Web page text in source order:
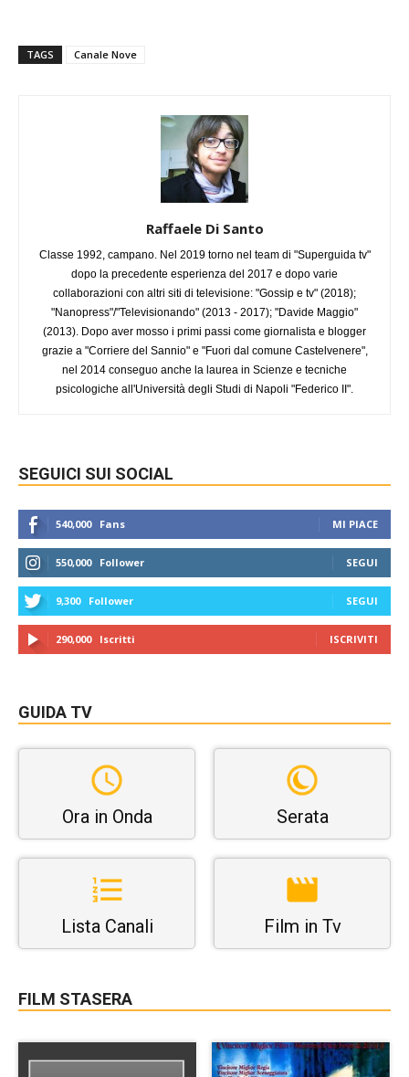
TAGS Canale Nove
Raffaele Di Santo
Classe 1992, campano. Nel 2019 torno nel team di "Superguida tv"
dopo la precedente esperienza del 2017 e dopo varie
collaborazioni con altri siti di televisione: "Gossip e tv" (2018);
"Nanopress"/"Televisionando" (2013 - 2017); "Davide Maggio"
(2013). Dopo aver mosso i primi passi come giornalista e blogger
grazie a "Corriere del Sannio" e "Fuori dal comune Castelvenere",
nel 2014 conseguo anche la laurea in Scienze e tecniche
psicologiche all'Università degli Studi di Napoli "Federico II".
SEGUICI SUI SOCIAL
540,000 Fans MI PIACE
550,000 Follower SEGUI
9,300 Follower SEGUI
290,000 Iscritti ISCRIVITI
GUIDA TV
Ora in Onda Serata
Lista Canali Film in Tv
FILM STASERA